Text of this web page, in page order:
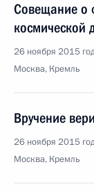
Совещание о
космической
26 ноября 2015
Москва, Кремль
Вручение
26 ноября 2015
Москва, Кремль